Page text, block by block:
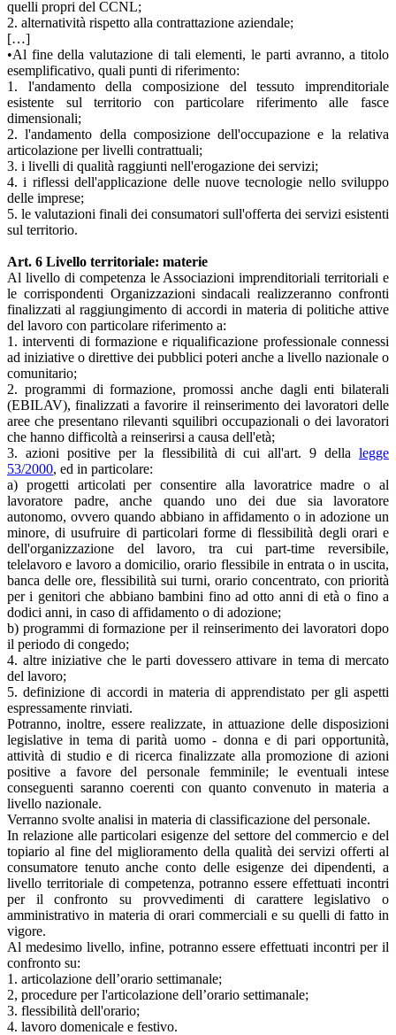
quelli propri del CCNL;
2. alternatività rispetto alla contrattazione aziendale;
[…]
•Al fine della valutazione di tali elementi, le parti avranno, a titolo
esemplificativo, quali punti di riferimento:
1. l'andamento della composizione del tessuto imprenditoriale
esistente sul territorio con particolare riferimento alle fasce
dimensionali;
2. l'andamento della composizione dell'occupazione e la relativa
articolazione per livelli contrattuali;
3. i livelli di qualità raggiunti nell'erogazione dei servizi;
4. i riflessi dell'applicazione delle nuove tecnologie nello sviluppo
delle imprese;
5. le valutazioni finali dei consumatori sull'offerta dei servizi esistenti
sul territorio.
Art. 6 Livello territoriale: materie
Al livello di competenza le Associazioni imprenditoriali territoriali e
le corrispondenti Organizzazioni sindacali realizzeranno confronti
finalizzati al raggiungimento di accordi in materia di politiche attive
del lavoro con particolare riferimento a:
1. interventi di formazione e riqualificazione professionale connessi
ad iniziative o direttive dei pubblici poteri anche a livello nazionale o
comunitario;
2. programmi di formazione, promossi anche dagli enti bilaterali
(EBILAV), finalizzati a favorire il reinserimento dei lavoratori delle
aree che presentano rilevanti squilibri occupazionali o dei lavoratori
che hanno difficoltà a reinserirsi a causa dell'età;
3. azioni positive per la flessibilità di cui all'art. 9 della legge
53/2000, ed in particolare:
a) progetti articolati per consentire alla lavoratrice madre o al
lavoratore padre, anche quando uno dei due sia lavoratore
autonomo, ovvero quando abbiano in affidamento o in adozione un
minore, di usufruire di particolari forme di flessibilità degli orari e
dell'organizzazione del lavoro, tra cui part-time reversibile,
telelavoro e lavoro a domicilio, orario flessibile in entrata o in uscita,
banca delle ore, flessibilità sui turni, orario concentrato, con priorità
per i genitori che abbiano bambini fino ad otto anni di età o fino a
dodici anni, in caso di affidamento o di adozione;
b) programmi di formazione per il reinserimento dei lavoratori dopo
il periodo di congedo;
4. altre iniziative che le parti dovessero attivare in tema di mercato
del lavoro;
5. definizione di accordi in materia di apprendistato per gli aspetti
espressamente rinviati.
Potranno, inoltre, essere realizzate, in attuazione delle disposizioni
legislative in tema di parità uomo - donna e di pari opportunità,
attività di studio e di ricerca finalizzate alla promozione di azioni
positive a favore del personale femminile; le eventuali intese
conseguenti saranno coerenti con quanto convenuto in materia a
livello nazionale.
Verranno svolte analisi in materia di classificazione del personale.
In relazione alle particolari esigenze del settore del commercio e del
topiario al fine del miglioramento della qualità dei servizi offerti al
consumatore tenuto anche conto delle esigenze dei dipendenti, a
livello territoriale di competenza, potranno essere effettuati incontri
per il confronto su provvedimenti di carattere legislativo o
amministrativo in materia di orari commerciali e su quelli di fatto in
vigore.
Al medesimo livello, infine, potranno essere effettuati incontri per il
confronto su:
1. articolazione dell’orario settimanale;
2, procedure per l'articolazione dell’orario settimanale;
3. flessibilità dell'orario;
4. lavoro domenicale e festivo.